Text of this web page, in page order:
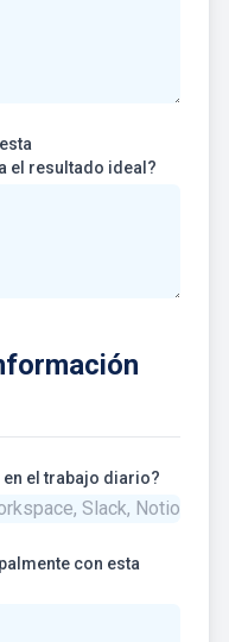
el resultado ideal?
el trabajo diario?
con esta